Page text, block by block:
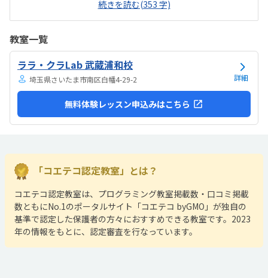
す。開放的というよりは、落ち着いて楽しめるところが、息子には合
っていそうです。少し高いなという印象ですが、自宅のパソコンから
ました。日頃はSwitchで、マイクラやぽこあポケモンで建築を楽しん
でいます。担当の方と相談して今回のコースが向いてるんじゃないか
と勧められました。
続きを読む(353 字)
教室一覧
ララ・クラLab 武蔵浦和校
埼玉県さいたま市南区白幡4-29-2 詳細
無料体験レッスン申込みはこちら
「コエテコ認定教室」とは？
コエテコ認定教室は、プログラミング教室掲載数・口コミ掲載
数ともにNo.1のポータルサイト「コエテコ byGMO」が独自の
基準で認定した保護者の方々におすすめできる教室です。2023
年の情報をもとに、認定審査を行なっています。